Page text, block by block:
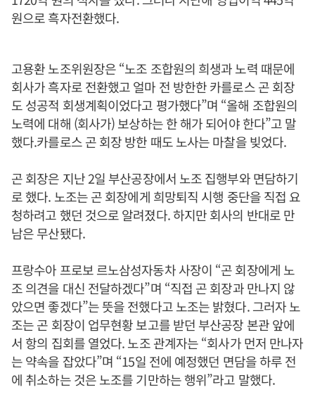
원으로 흑자전환했다.
고용환 노조위원장은 “노조 조합원의 희생과 노력 때문에
회사가 흑자로 전환했고 얼마 전 방한한 카를로스 곤 회장
도 성공적 회생계획이었다고 평가했다”며 “올해 조합원의
노력에 대해 (회사가) 보상하는 한 해가 되어야 한다”고 말
했다.카를로스 곤 회장 방한 때도 노사는 마찰을 빚었다.
곤 회장은 지난 2일 부산공장에서 노조 집행부와 면담하기
로 했다. 노조는 곤 회장에게 희망퇴직 시행 중단을 직접 요
청하려고 했던 것으로 알려졌다. 하지만 회사의 반대로 만
남은 무산됐다.
프랑수아 프로보 르노삼성자동차 사장이 “곤 회장에게 노
조 의견을 대신 전달하겠다”며 “직접 곤 회장과 만나지 않
았으면 좋겠다”는 뜻을 전했다고 노조는 밝혔다. 그러자 노
조는 곤 회장이 업무현황 보고를 받던 부산공장 본관 앞에
서 항의 집회를 열었다. 노조 관계자는 “회사가 먼저 만나자
는 약속을 잡았다”며 “15일 전에 예정했던 면담을 하루 전
에 취소하는 것은 노조를 기만하는 행위”라고 말했다.